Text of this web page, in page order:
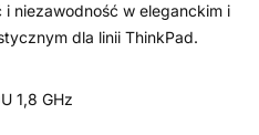
niezawodność w eleganckim i
dla linii ThinkPad.
1,8 GHz